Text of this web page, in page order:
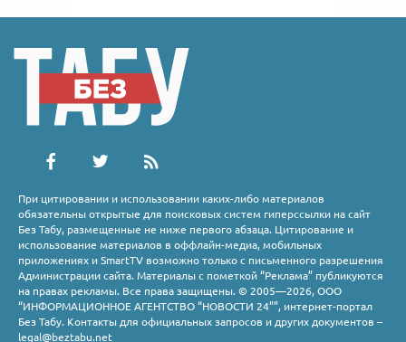
При цитировании и использовании каких-либо материалов
обязательны открытые для поисковых систем гиперссылки на сайт
Без Табу, размещенные не ниже первого абзаца. Цитирование и
использование материалов в оффлайн-медиа, мобильных
приложениях и SmartTV возможно только с письменного разрешения
Администрации сайта. Материалы с пометкой “Реклама” публикуются
на правах рекламы. Все права защищены. © 2005—2026, ООО
“ИНФОРМАЦИОННОЕ АГЕНТСТВО “НОВОСТИ 24””, интернет-портал
Без Табу. Контакты для официальных запросов и других документов –
legal@beztabu.net